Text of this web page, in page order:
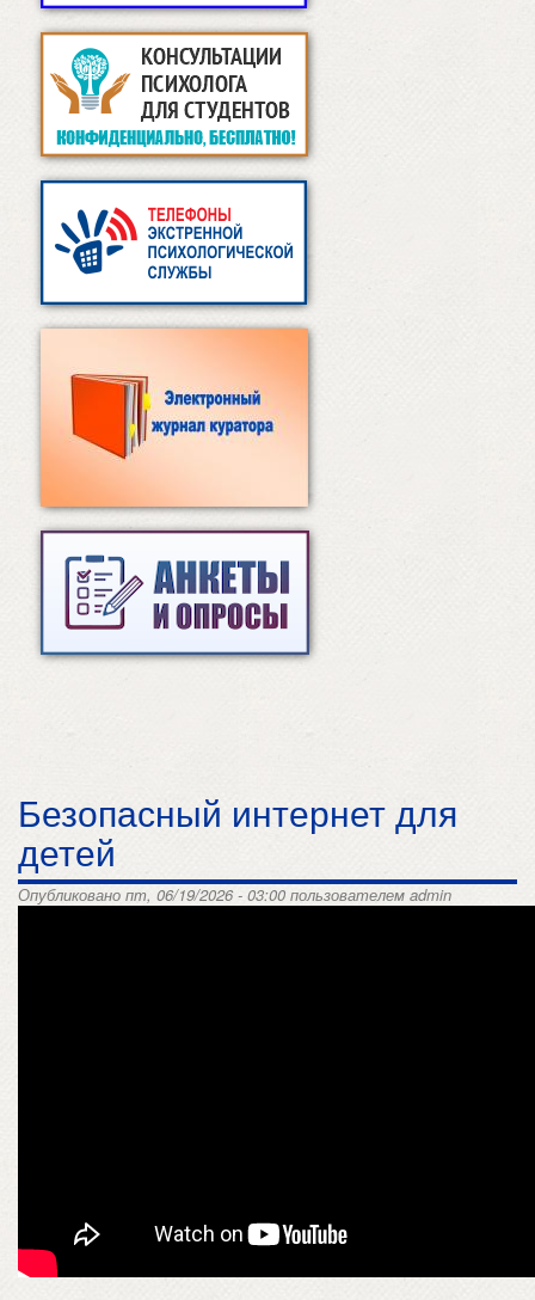
Безопасный интернет для
детей
Опубликовано пт, 06/19/2026 - 03:00 пользователем admin